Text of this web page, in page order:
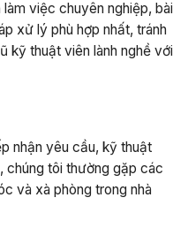
việc chuyên nghiệp, bài
xử lý phù hợp nhất, tránh
kỹ thuật viên lành nghề với
nhận yêu cầu, kỹ thuật
chúng tôi thường gặp các
và xà phòng trong nhà